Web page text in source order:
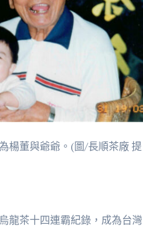
楊董與爺爺。(圖/長順茶廠 提
龍茶十四連霸紀錄，成為台灣